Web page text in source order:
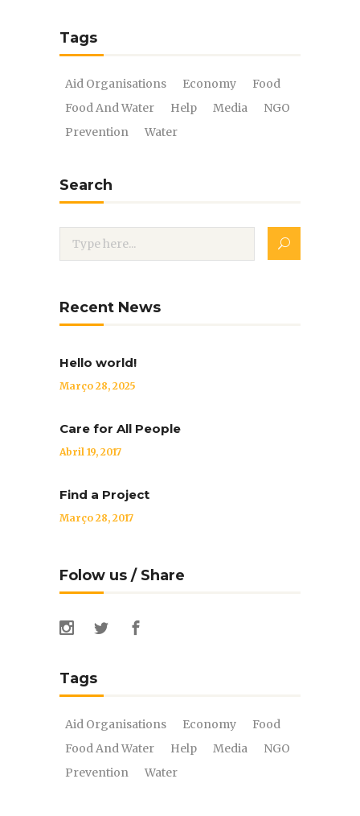
Tags
Aid Organisations Economy
Food
Food And Water
Help Media
NGO
Prevention
Water
Search
Recent News
Hello world!
Março 28, 2025
Care for All People
Abril 19, 2017
Find a Project
Março 28, 2017
Folow us / Share
Tags
Aid Organisations Economy
Food
Food And Water
Help Media
NGO
Prevention
Water